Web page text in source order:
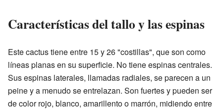
Características del tallo y las espinas
Este cactus tiene entre 15 y 26 "costillas", que son como
líneas planas en su superficie. No tiene espinas centrales.
Sus espinas laterales, llamadas radiales, se parecen a un
peine y a menudo se entrelazan. Son fuertes y pueden ser
de color rojo, blanco, amarillento o marrón, midiendo entre